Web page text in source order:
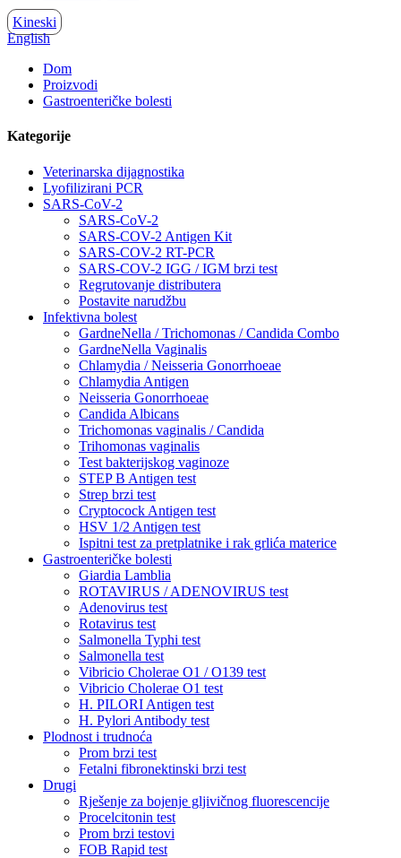
Kineski
English
Dom
Proizvodi
Gastroenteričke bolesti
Kategorije
Veterinarska dijagnostika
Lyofilizirani PCR
SARS-CoV-2
SARS-CoV-2
SARS-COV-2 Antigen Kit
SARS-COV-2 RT-PCR
SARS-COV-2 IGG / IGM brzi test
Regrutovanje distributera
Postavite narudžbu
Infektivna bolest
GardneNella / Trichomonas / Candida Combo
GardneNella Vaginalis
Chlamydia / Neisseria Gonorrhoeae
Chlamydia Antigen
Neisseria Gonorrhoeae
Candida Albicans
Trichomonas vaginalis / Candida
Trihomonas vaginalis
Test bakterijskog vaginoze
STEP B Antigen test
Strep brzi test
Cryptocock Antigen test
HSV 1/2 Antigen test
Ispitni test za pretplatnike i rak grlića materice
Gastroenteričke bolesti
Giardia Lamblia
ROTAVIRUS / ADENOVIRUS test
Adenovirus test
Rotavirus test
Salmonella Typhi test
Salmonella test
Vibricio Cholerae O1 / O139 test
Vibricio Cholerae O1 test
H. PILORI Antigen test
H. Pylori Antibody test
Plodnost i trudnoća
Prom brzi test
Fetalni fibronektinski brzi test
Drugi
Rješenje za bojenje gljivičnog fluorescencije
Procelcitonin test
Prom brzi testovi
FOB Rapid test